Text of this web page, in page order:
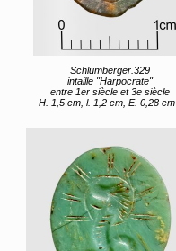
Schlumberger.329
intaille "Harpocrate"
entre 1er siècle et 3e siècle
H. 1,5 cm, l. 1,2 cm, E. 0,28 cm